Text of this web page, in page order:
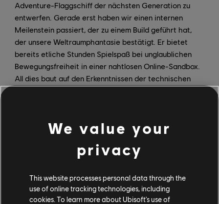
Adventure-Flaggschiff der nächsten Generation zu
entwerfen. Gerade erst haben wir einen internen
Meilenstein passiert, der zu einem Build geführt hat,
der unsere Weltraumphantasie bestätigt. Er bietet
bereits etliche Stunden Spielspaß bei unglaublichen
Bewegungsfreiheit in einer nahtlosen Online-Sandbox.
All dies baut auf den Erkenntnissen der technischen
Entwicklung eines atemberaubenden Spiels.
Wir haben noch viel zu tun und vergrößern das Team.
Wir haben Ubisoft Paris als Partnerstudio engagiert
und in den letzten sechs Monaten sind viele neue
Mitarbeiterinnen und Mitarbeiter zu uns bei Ubisoft
Montpellier hinzugestoßen. Wenn du auch gern zum
We value your
privacy
This website processes personal data through the
use of online tracking technologies, including
cookies. To learn more about Ubisoft's use of